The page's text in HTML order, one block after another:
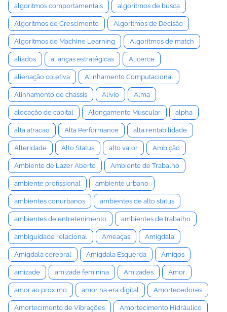
algoritmos comportamentais algoritmos de busca
Algoritmos de Crescimento Algoritmos de Decisão
Algoritmos de Machine Learning Algoritmos de match
aliados alianças estratégicas Alicerce
alienação coletiva Alinhamento Computacional
Alinhamento de chassis Alívio Alma
alocação de capital Alongamento Muscular alpha
alta atracao Alta Performance alta rentabilidade
Alteridade Alto Status alto valor Ambição
Ambiente de Lazer Aberto Ambiente de Trabalho
ambiente profissional ambiente urbano
ambientes conurbanos ambientes de alto status
ambientes de entretenimento ambientes de trabalho
ambiguidade relacional Ameaças Amígdala
Amígdala cerebral Amígdala Esquerda Amigos
amizade amizade feminina Amizades Amor
amor ao próximo amor na era digital Amortecedores
Amortecimento de Vibrações Amortecimento Hidráulico